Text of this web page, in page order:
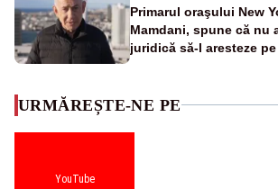
Primarul oraşului New
Mamdani, spune că nu
juridică să-l aresteze
URMĂREȘTE-NE PE
YouTube